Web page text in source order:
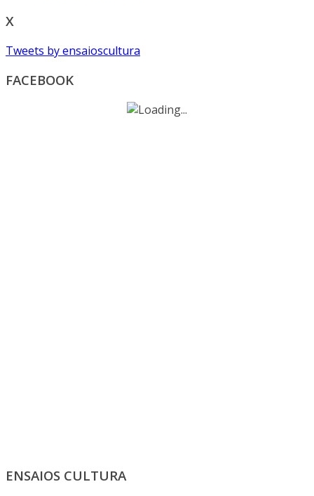
X
Tweets by ensaioscultura
FACEBOOK
ENSAIOS CULTURA